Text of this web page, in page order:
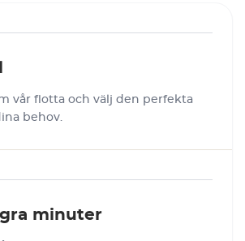
vår flotta och välj den perfekta
behov.
minuter